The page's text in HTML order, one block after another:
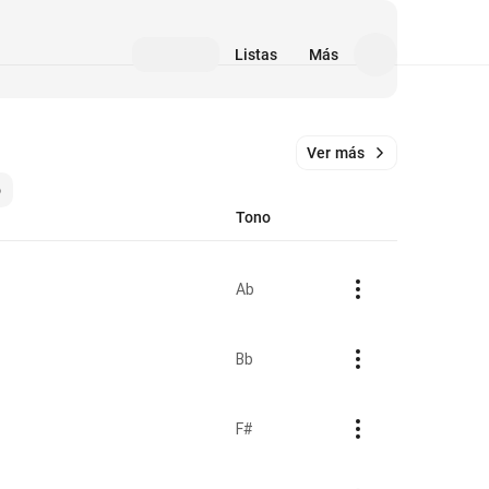
Listas Más
Ver más
Tono
Ab
Bb
F#